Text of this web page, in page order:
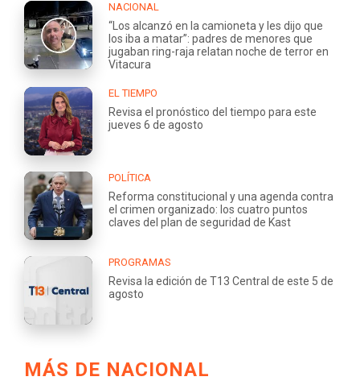
NACIONAL
“Los alcanzó en la camioneta y les dijo que
los iba a matar”: padres de menores que
jugaban ring-raja relatan noche de terror en
Vitacura
EL TIEMPO
Revisa el pronóstico del tiempo para este
jueves 6 de agosto
POLÍTICA
Reforma constitucional y una agenda contra
el crimen organizado: los cuatro puntos
claves del plan de seguridad de Kast
PROGRAMAS
Revisa la edición de T13 Central de este 5 de
agosto
MÁS DE NACIONAL